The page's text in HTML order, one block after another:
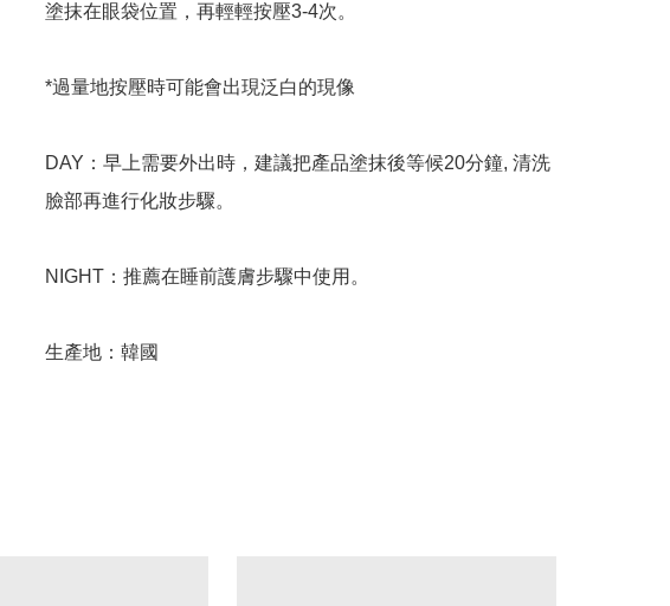
塗抹在眼袋位置，再輕輕按壓3-4次。
*過量地按壓時可能會出現泛白的現像
DAY：早上需要外出時，建議把產品塗抹後等候20分鐘, 清洗
臉部再進行化妝步驟。
NIGHT：推薦在睡前護膚步驟中使用。
生產地：韓國